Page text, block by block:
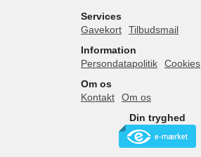
Services
Gavekort
Tilbudsmail
Information
Persondatapolitik
Cookies
Om os
Kontakt
Om os
Din tryghed